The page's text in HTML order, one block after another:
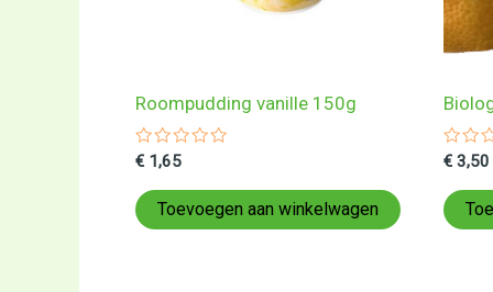
Roompudding vanille 150g
Gewaardeerd
uit
5
€ 1,65
Toevoegen aan winkelwagen
uit
5
€3,50